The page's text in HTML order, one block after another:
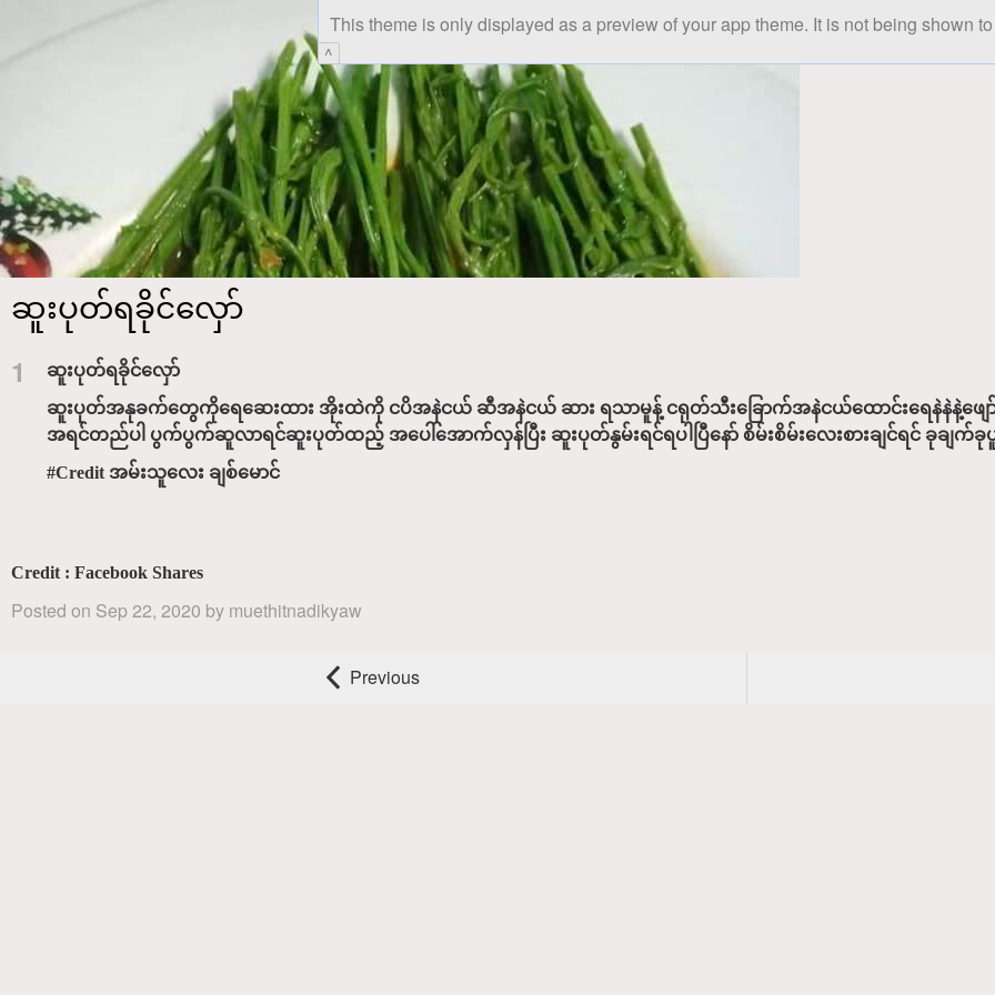
This theme is only displayed as a preview of your app theme. It is not being shown
^
ဆူးပုတ်ရခိုင်လှော်
1
ဆူးပုတ်ရခိုင်လှော်
ဆူးပုတ်အနုခက်‌တွေကိုရေဆေးထား အိုးထဲကို ငပိအနဲငယ် ဆီအနဲငယ် ဆား ရသာမူန့် ငရုတ်သီး‌ခြောက်အနဲငယ်ထောင်းရေနဲနဲနဲ့ဖျ
အရင်တည်ပါ ပွက်ပွက်ဆူလာရင်ဆူးပုတ်ထည့် အပေါ်အောက်လှန်ပြီး ဆူးပုတ်နွမ်းရင်ရပါပြီနော် စိမ်းစိမ်းလေးစားချင်ရင် ခုချက်ခုပူပူ
#Credit အမ်းသူလေး ချစ်မောင်
Credit : Facebook Shares
Posted on Sep 22, 2020 by muethitnadikyaw
Previous